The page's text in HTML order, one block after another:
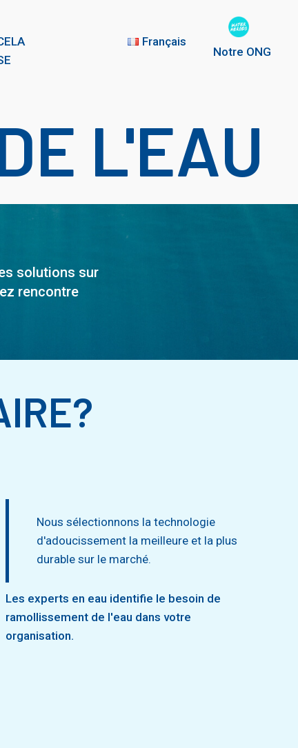
Français
Notre ONG
L'EAU
solutions sur
rencontre
Nous sélectionnons la technologie
d'adoucissement la meilleure et la plus
durable sur le marché.
Les experts en eau identifie le besoin de
ramollissement de l'eau dans votre
organisation.